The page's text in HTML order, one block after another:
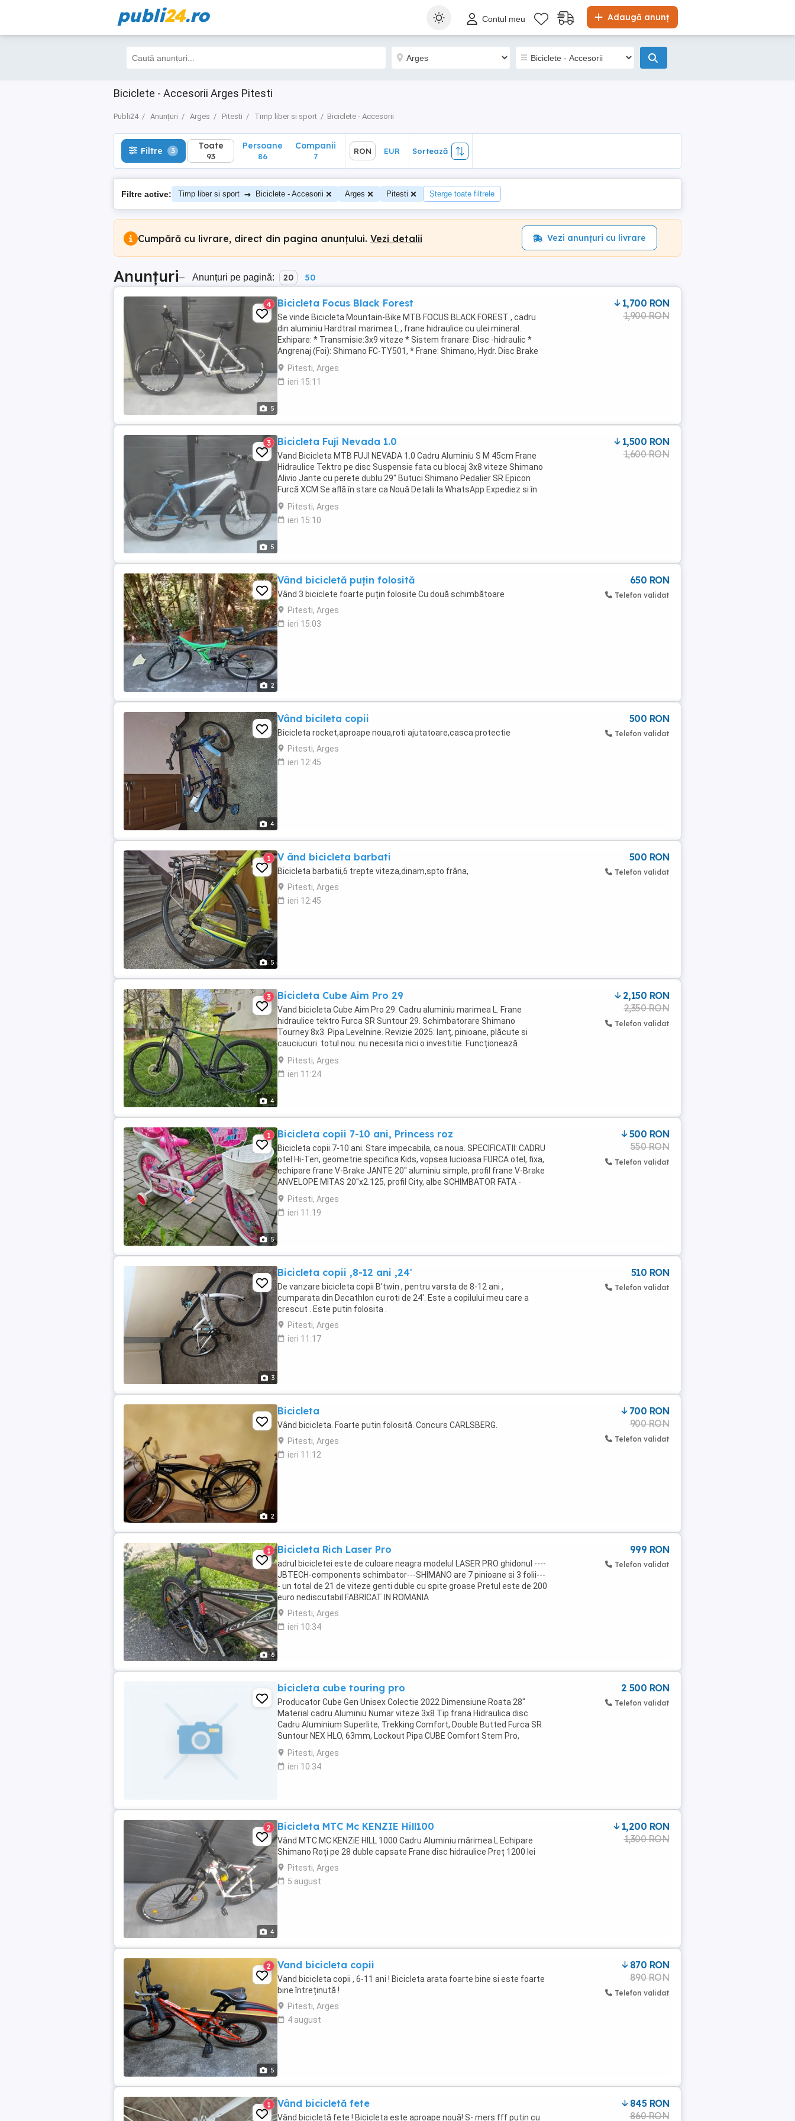
publi24.ro Adaugă anunț
Contul meu
Biciclete - Accesorii Arges Pitesti
Publi24 Anunțuri Arges Pitesti Timp liber si sport Biciclete - Accesorii
Filtre 3 Toate
93
Sortează
Filtre 3 Toate
93
Persoane
86
Companii
7
RON EUR Sortează
Filtre active: Timp liber si sport → Biciclete - Accesorii Arges Pitesti Șterge toate filtrele
Cumpără cu livrare, direct din pagina anunțului. Vezi detalii Vezi anunțuri cu livrare
Anunțuri– Anunțuri pe pagină: 20 50
5
4 Bicicleta Focus Black Forest
Se vinde Bicicleta Mountain-Bike MTB FOCUS BLACK FOREST , cadru
din aluminiu Hardtrail marimea L , frane hidraulice cu ulei mineral.
Exhipare: * Transmisie:3x9 viteze * Sistem franare: Disc -hidraulic *
Angrenaj (Foi): Shimano FC-TY501, * Frane: Shimano, Hydr. Disc Brake
(160 160) * Furca: ROCK SHOX ...
Pitesti, Arges
ieri 15:11
1,700 RON
1,900 RON
5
3 Bicicleta Fuji Nevada 1.0
Vand Bicicleta MTB FUJI NEVADA 1.0 Cadru Aluminiu S M 45cm Frane
Hidraulice Tektro pe disc Suspensie fata cu blocaj 3x8 viteze Shimano
Alivio Jante cu perete dublu 29" Butuci Shimano Pedalier SR Epicon
Furcă XCM Se află în stare ca Nouă Detalii la WhatsApp Expediez si în
țară cu verificare colet ...
Pitesti, Arges
ieri 15:10
1,500 RON
1,600 RON
2
Vând bicicletă puțin folosită
Vând 3 biciclete foarte puțin folosite Cu două schimbătoare
Pitesti, Arges
ieri 15:03
650 RON
Telefon validat
4
Vând bicileta copii
Bicicleta rocket,aproape noua,roti ajutatoare,casca protectie
Pitesti, Arges
ieri 12:45
500 RON
Telefon validat
5
1 V ând bicicleta barbati
Bicicleta barbatii,6 trepte viteza,dinam,spto frâna,
Pitesti, Arges
ieri 12:45
500 RON
Telefon validat
4
3 Bicicleta Cube Aim Pro 29
Vand bicicleta Cube Aim Pro 29. Cadru aluminiu marimea L. Frane
hidraulice tektro Furca SR Suntour 29. Schimbatorare Shimano
Tourney 8x3. Pipa Levelnine. Revizie 2025: lanț, pinioane, plăcute si
cauciucuri. totul nou. nu necesita nici o investitie. Funcționează
excelent. Unic proprietar, dețin factura ...
Pitesti, Arges
ieri 11:24
2,150 RON
2,350 RON
Telefon validat
5
1 Bicicleta copii 7-10 ani, Princess roz
Bicicleta copii 7-10 ani. Stare impecabila, ca noua. SPECIFICATII: CADRU
otel Hi-Ten, geometrie specifica Kids, vopsea lucioasa FURCA otel, fixa,
echipare frane V-Brake JANTE 20" aluminiu simple, profil frane V-Brake
ANVELOPE MITAS 20"x2.125, profil City, albe SCHIMBATOR FATA -
SCHIMBATOR SPATE - MANETE ...
Pitesti, Arges
ieri 11:19
500 RON
550 RON
Telefon validat
3
Bicicleta copii ,8-12 ani ,24'
De vanzare bicicleta copii B'twin , pentru varsta de 8-12 ani ,
cumparata din Decathlon cu roti de 24'. Este a copilului meu care a
crescut . Este putin folosita .
Pitesti, Arges
ieri 11:17
510 RON
Telefon validat
2
Bicicleta
Vând bicicleta. Foarte putin folosită. Concurs CARLSBERG.
Pitesti, Arges
ieri 11:12
700 RON
900 RON
Telefon validat
6
1 Bicicleta Rich Laser Pro
adrul bicicletei este de culoare neagra modelul LASER PRO ghidonul ----
JBTECH-components schimbator---SHIMANO are 7 pinioane si 3 folii---
- un total de 21 de viteze genti duble cu spite groase Pretul este de 200
euro nediscutabil FABRICAT IN ROMANIA
Pitesti, Arges
ieri 10:34
999 RON
Telefon validat
bicicleta cube touring pro
Producator Cube Gen Unisex Colectie 2022 Dimensiune Roata 28"
Material cadru Aluminiu Numar viteze 3x8 Tip frana Hidraulica disc
Cadru Aluminium Superlite, Trekking Comfort, Double Butted Furca SR
Suntour NEX HLO, 63mm, Lockout Pipa CUBE Comfort Stem Pro,
31.8mm, Adjustable Ghidon CUBE Comfort Trail ...
Pitesti, Arges
ieri 10:34
2 500 RON
Telefon validat
4
2 Bicicleta MTC Mc KENZIE Hill100
Vând MTC MC KENZiE HILL 1000 Cadru Aluminiu mărimea L Echipare
Shimano Roți pe 28 duble capsate Frane disc hidraulice Preț 1200 lei
Pitesti, Arges
5 august
1,200 RON
1,300 RON
5
2 Vand bicicleta copii
Vand bicicleta copii , 6-11 ani ! Bicicleta arata foarte bine si este foarte
bine întreținută !
Pitesti, Arges
4 august
870 RON
890 RON
Telefon validat
1 Vând bicicletă fete
Vând bicicletă fete ! Bicicleta este aproape nouă! S- mers fff putin cu
845 RON
860 RON